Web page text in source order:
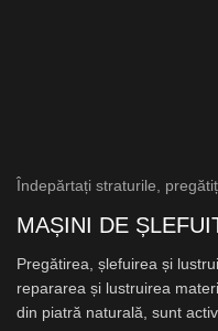
Îndepărtați straturile,
MAȘINI DE
Pregătirea, șlefuirea și
repararea și lustruirea
din piatră naturală, sunt